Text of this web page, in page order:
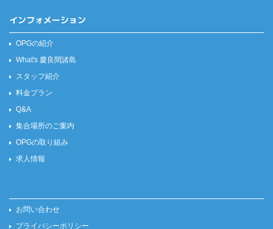
インフォメーション
OPGの紹介
What's 慶良間諸島
スタッフ紹介
料金プラン
Q&A
集合場所のご案内
OPGの取り組み
求人情報
お問い合わせ
プライバシーポリシー